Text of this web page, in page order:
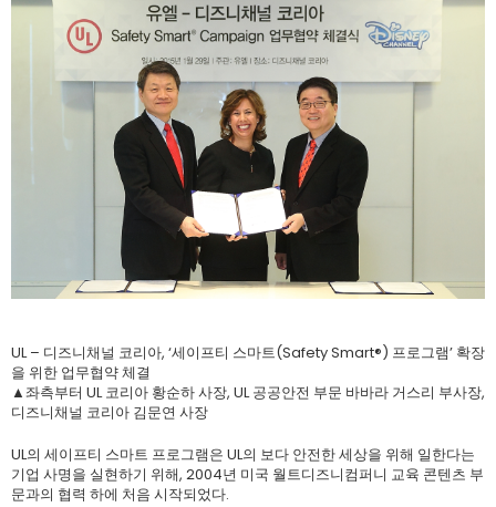
UL – 디즈니채널 코리아, ‘세이프티 스마트(Safety Smart®) 프로그램’ 확장
을 위한 업무협약 체결
▲좌측부터 UL 코리아 황순하 사장, UL 공공안전 부문 바바라 거스리 부사장,
디즈니채널 코리아 김문연 사장
UL의 세이프티 스마트 프로그램은 UL의 보다 안전한 세상을 위해 일한다는
기업 사명을 실현하기 위해, 2004년 미국 월트디즈니컴퍼니 교육 콘텐츠 부
문과의 협력 하에 처음 시작되었다.